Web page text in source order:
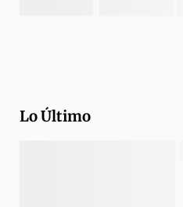
Lo Último